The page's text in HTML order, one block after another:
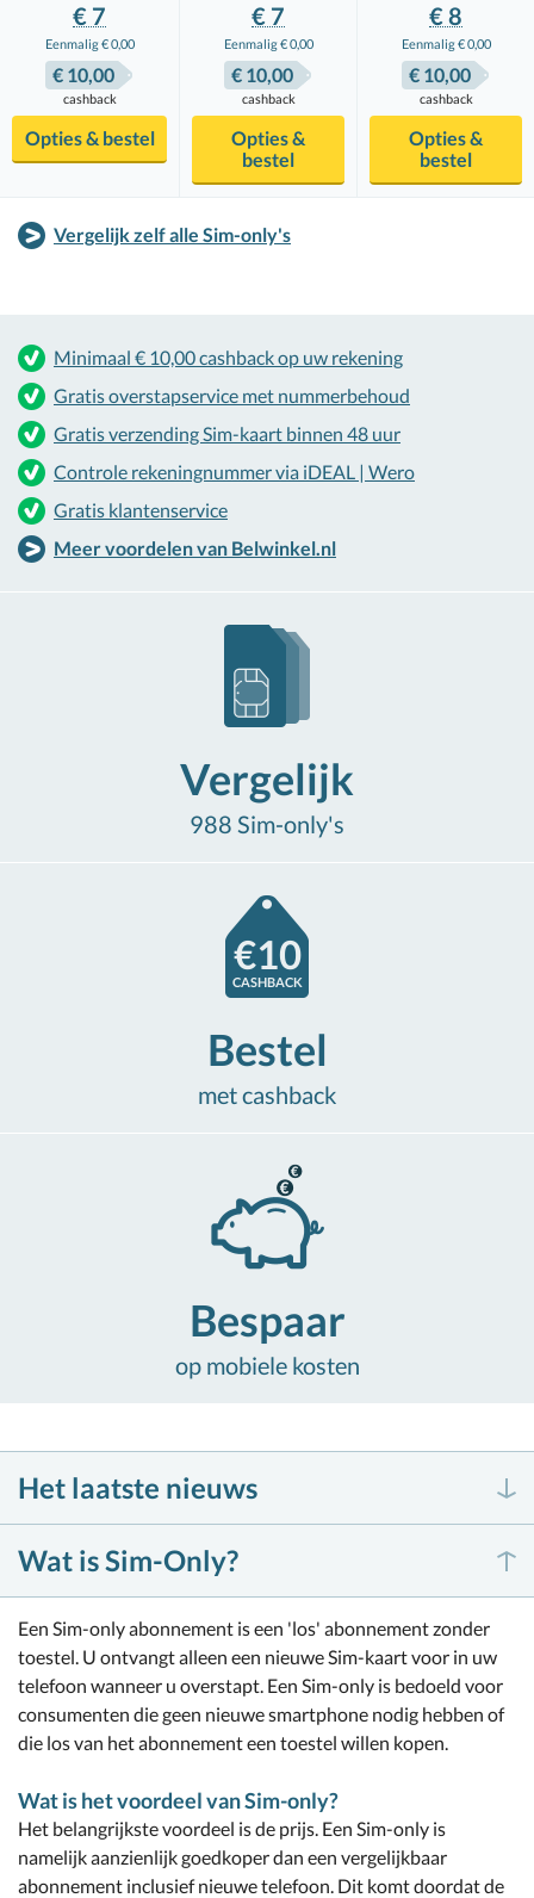
€ 7
Eenmalig € 0,00
€ 10,00
Opties & bestel
€ 7
Eenmalig € 0,00
€ 10,00
Opties &
bestel
€ 8
Eenmalig € 0,00
€ 10,00
Opties &
bestel
Vergelijk zelf alle Sim-only's
Minimaal € 10,00 cashback op uw rekening
Gratis overstapservice met nummerbehoud
Gratis verzending Sim-kaart binnen 48 uur
Controle rekeningnummer via iDEAL | Wero
Gratis klantenservice
Meer voordelen van Belwinkel.nl
Vergelijk
988 Sim-only's
€10
CASHBACK
Bestel
met cashback
Bespaar
op mobiele kosten
Het laatste nieuws
Wat is Sim-Only?
Een Sim-only abonnement is een 'los' abonnement zonder
toestel. U ontvangt alleen een nieuwe Sim-kaart voor in uw
telefoon wanneer u overstapt. Een Sim-only is bedoeld voor
consumenten die geen nieuwe smartphone nodig hebben of
die los van het abonnement een toestel willen kopen.
Wat is het voordeel van Sim-only?
Het belangrijkste voordeel is de prijs. Een Sim-only is
namelijk aanzienlijk goedkoper dan een vergelijkbaar
abonnement inclusief nieuwe telefoon. Dit komt doordat de